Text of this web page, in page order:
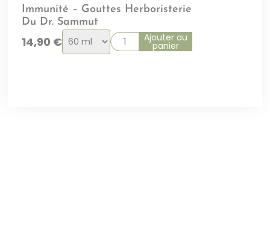
Immunité – Gouttes Herboristerie
Du Dr. Sammut
14,90 €Choix
de
Ajouter au
panier